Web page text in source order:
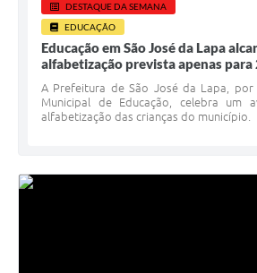
DESTAQUE DA SEMANA
EDUCAÇÃO
Educação em São José da Lapa
alfabetização prevista apenas para
A Prefeitura de São José da Lapa, por
Municipal de Educação, celebra um
alfabetização das crianças do município.